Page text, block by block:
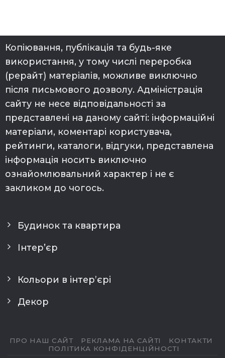
Копіювання, публікація та будь-яке
використання, у тому числі переробка
(рерайт) матеріалів, можливе виключно
після письмового дозволу. Адміністрація
сайту не несе відповідальності за
представлені на даному сайті: інформаційні
матеріали, коментарі користувача,
рейтинги, каталоги, відгуки, представлена
інформація носить виключно
ознайомлювальний характер і не є
закликом до чогось.
Будинок та квартира
Інтер’єр
Кольори в інтерʼєрі
Декор
ПРО НАШ САЙТ РЕКЛАМА НА САЙТІ
КОНТАКТИ
ПОЛІТИКА КОНФІДЕНЦІЙНОСТІ